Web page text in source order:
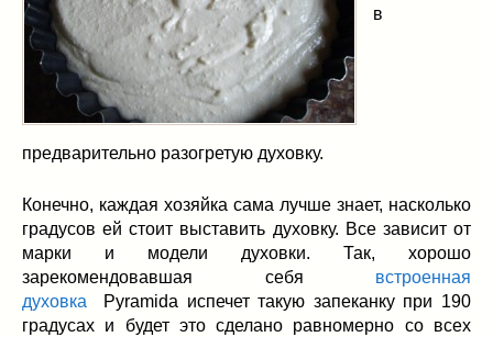
в
предварительно разогретую духовку.
Конечно, каждая хозяйка сама лучше знает, насколько
градусов ей стоит выставить духовку. Все зависит от
марки и модели духовки. Так, хорошо
зарекомендовавшая себя встроенная
духовка Pyramida испечет такую запеканку при 190
градусах и будет это сделано равномерно со всех